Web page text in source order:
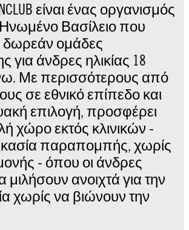
είναι ένας οργανισμός
Βασίλειο που
ομάδες
για άνδρες ηλικίας 18
Με περισσότερους από
σε εθνικό επίπεδο και
επιλογή, προσφέρει
χώρο εκτός κλινικών -
παραπομπής, χωρίς
- όπου οι άνδρες
ανοιχτά για την
χωρίς να βιώνουν την